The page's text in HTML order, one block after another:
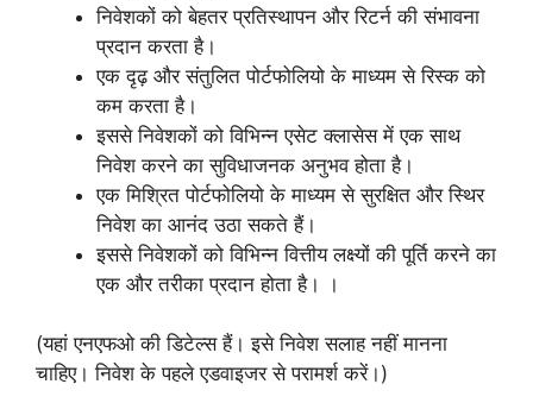
निवेशकों को बेहतर प्रतिस्थापन और रिटर्न की संभावना
प्रदान करता है।
एक दृढ़ और संतुलित पोर्टफोलियो के माध्यम से रिस्क को
कम करता है।
इससे निवेशकों को विभिन्न एसेट क्लासेस में एक साथ
निवेश करने का सुविधाजनक अनुभव होता है।
एक मिश्रित पोर्टफोलियो के माध्यम से सुरक्षित और स्थिर
निवेश का आनंद उठा सकते हैं।
इससे निवेशकों को विभिन्न वित्तीय लक्ष्यों की पूर्ति करने का
एक और तरीका प्रदान होता है। ।
(यहां एनएफओ की डिटेल्स हैं। इसे निवेश सलाह नहीं मानना
चाहिए। निवेश के पहले एडवाइजर से परामर्श करें।)